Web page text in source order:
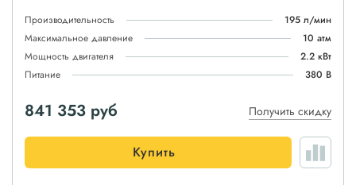
Производительность
195 л/мин
Максимальное давление
10 атм
Мощность двигателя
2.2 кВт
Питание
380 В
841 353 руб Получить скидку
Купить